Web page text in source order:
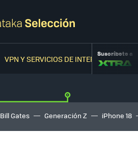
VPN Y SERVICIOS DE INTERNETSuscríbete a
Bill Gates Generación Z iPhone 18